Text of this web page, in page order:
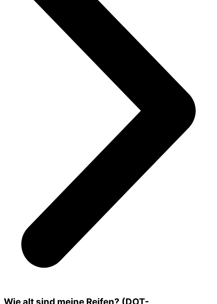
Wie alt sind meine Reifen? (DOT-